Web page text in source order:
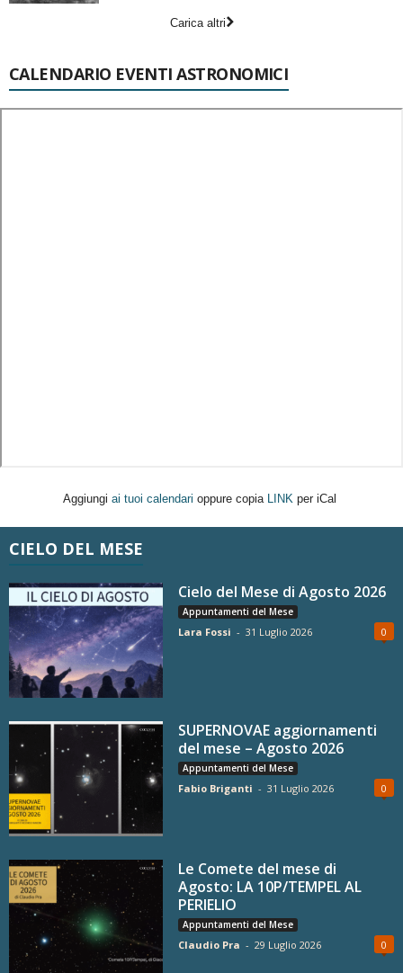
Carica altri
CALENDARIO EVENTI ASTRONOMICI
Aggiungi ai tuoi calendari oppure copia LINK per iCal
CIELO DEL MESE
Cielo del Mese di Agosto 2026
Appuntamenti del Mese
Lara Fossi - 31 Luglio 2026 0
SUPERNOVAE aggiornamenti
del mese – Agosto 2026
Appuntamenti del Mese
Fabio Briganti - 31 Luglio 2026 0
Le Comete del mese di
Agosto: LA 10P/TEMPEL AL
PERIELIO
Appuntamenti del Mese
Claudio Pra - 29 Luglio 2026 0